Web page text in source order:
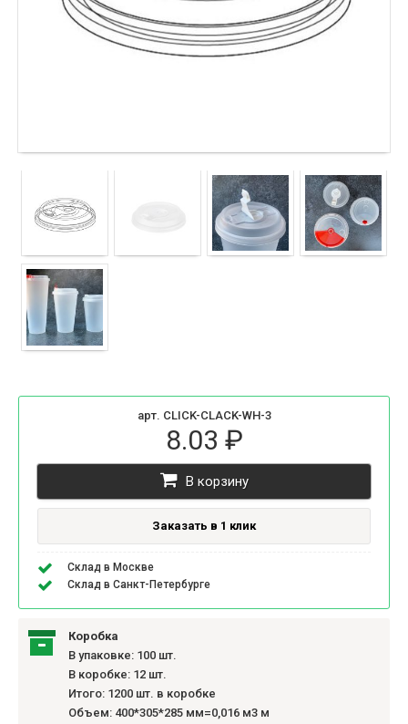
арт. CLICK-CLACK-WH-3
8.03 ₽
В корзину
Заказать в 1 клик
Склад в Москве
Склад в Санкт-Петербурге
Коробка
В упаковке: 100 шт.
В коробке: 12 шт.
Итого: 1200 шт. в коробке
Объем: 400*305*285 мм=0,016 м3 м